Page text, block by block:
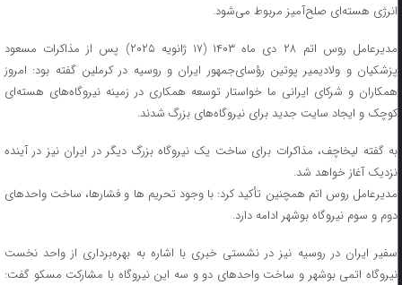
انرژی هسته‌ای صلح‌آمیز مربوط می‌شود.
مدیرعامل روس اتم ۲۸ دی ماه ۱۴۰۳ (۱۷ ژانویه ۲۰۲۵) پس از مذاکرات مسعود
پزشکیان و ولادیمیر پوتین رؤسای‌جمهور ایران و روسیه در کرملین گفته بود: امروز
همکاران و شرکای ایرانی ما خواستار توسعه همکاری در زمینه نیروگاه‌های هسته‌ای
کوچک و ایجاد سایت جدید برای نیروگاه‌های بزرگ شدند.
به گفته لیخاچف، مذاکرات برای ساخت یک نیروگاه بزرگ دیگر در ایران نیز در آینده
نزدیک آغاز خواهد شد.
مدیرعامل روس اتم همچنین تأکید کرد: با وجود تحریم ها و فشارها، ساخت واحدهای
دوم و سوم نیروگاه بوشهر ادامه دارد.
سفیر ایران در روسیه نیز در نشستی خبری با اشاره به بهره‌برداری از واحد نخست
نیروگاه اتمی بوشهر و ساخت واحدهای دو و سه این نیروگاه با مشارکت مسکو گفت: